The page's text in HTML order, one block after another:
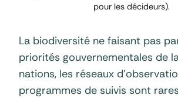
pour les décideurs).
La biodiversité ne faisant pas
priorités gouvernementales de
nations, les réseaux
programmes de suivis sont